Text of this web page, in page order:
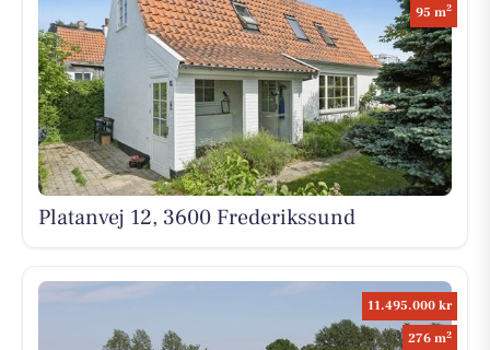
95 m2
Platanvej 12, 3600 Frederikssund
11.495.000 kr
276 m2